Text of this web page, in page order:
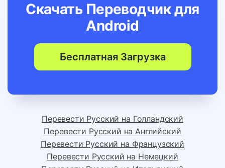
Скачать Переводчик для
Android
Бесплатная Загрузка
Перевести Русский на Голландский
Перевести Русский на Английский